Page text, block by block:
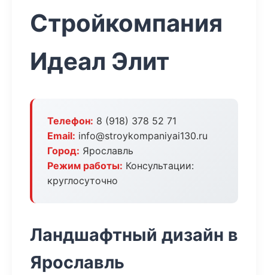
Стройкомпания
Идеал Элит
Телефон: 8 (918) 378 52 71
Email: info@stroykompaniyai130.ru
Город: Ярославль
Режим работы: Консультации:
круглосуточно
Ландшафтный дизайн в
Ярославль